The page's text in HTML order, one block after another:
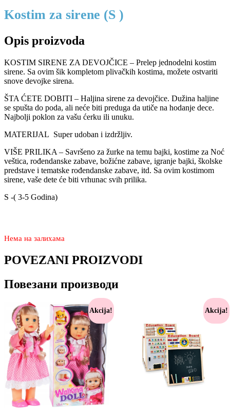
Kostim za sirene (S )
Opis proizvoda
KOSTIM SIRENE ZA DEVOJČICE – Prelep jednodelni kostim
sirene. Sa ovim šik kompletom plivačkih kostima, možete ostvariti
snove devojke sirena.
ŠTA ĆETE DOBITI – Haljina sirene za devojčice. Dužina haljine
se spušta do poda, ali neće biti preduga da utiče na hodanje dece.
Najbolji poklon za vašu ćerku ili unuku.
MATERIJAL Super udoban i izdržljiv.
VIŠE PRILIKA – Savršeno za žurke na temu bajki, kostime za Noć
veštica, rođendanske zabave, božićne zabave, igranje bajki, školske
predstave i tematske rođendanske zabave, itd. Sa ovim kostimom
sirene, vaše dete će biti vrhunac svih prilika.
S -( 3-5 Godina)
Нема на залихама
POVEZANI PROIZVODI
Повезани производи
Akcija! Akcija!